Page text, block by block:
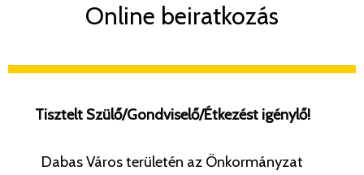
Online beiratkozás
Tisztelt Szülő/Gondviselő/Étkezést igénylő!
Dabas Város területén az Önkormányzat